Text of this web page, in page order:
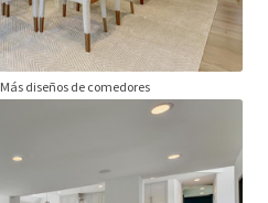
Más diseños de comedores